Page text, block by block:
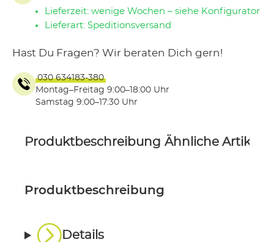
Lieferzeit: wenige Wochen – siehe Konfigurator
Lieferart: Speditionsversand
Hast Du Fragen? Wir beraten Dich gern!
030 634183-380
Montag–Freitag 9:00–18:00 Uhr
Samstag 9:00–17:30 Uhr
Produktbeschreibung Ähnliche Artikel
Produktbeschreibung
Details